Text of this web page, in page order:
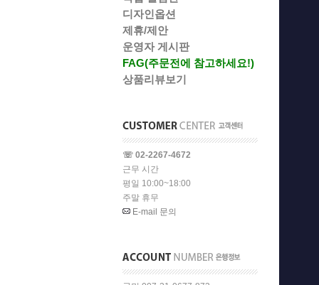
디자인옵션
제휴/제안
운영자 게시판
FAG(주문전에 참고하세요!)
상품리뷰보기
☏ 02-2267-4672
근무 시간
평일 10:00~18:00
주말 휴무
E-mail 문의